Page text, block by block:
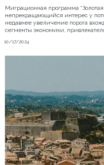
10/17/2024
Миграционная программа
непрекращающийся интерес у
недавнее увеличение порога
сегменты экономики,